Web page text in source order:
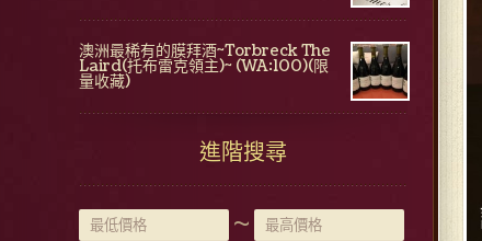
澳洲最稀有的膜拜酒~Torbreck The
Laird(托布雷克領主)~ (WA:100)(限
量收藏)
進階搜尋
~